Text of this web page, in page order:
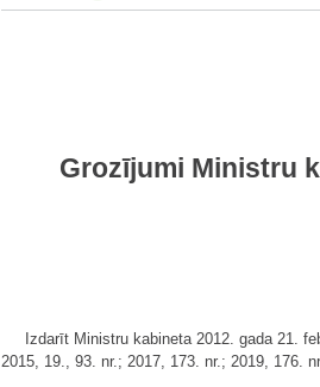
Grozījumi Ministru
Izdarīt Ministru kabineta 2012. gada 21.
2015, 19., 93. nr.; 2017, 173. nr.; 2019, 176.